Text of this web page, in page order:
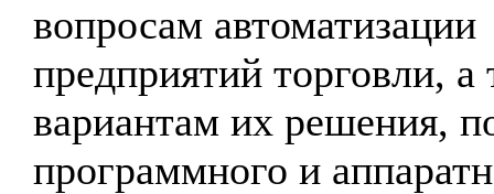
вопросам автоматизации
предприятий торговли, а
вариантам их решения,
программного и